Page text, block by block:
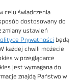
celu świadczenia
dostosowany do
zmiany ustawień
Prywatności będą
każdej chwili możecie
w przeglądarce
jest wymagana do
znajdą Państwo w